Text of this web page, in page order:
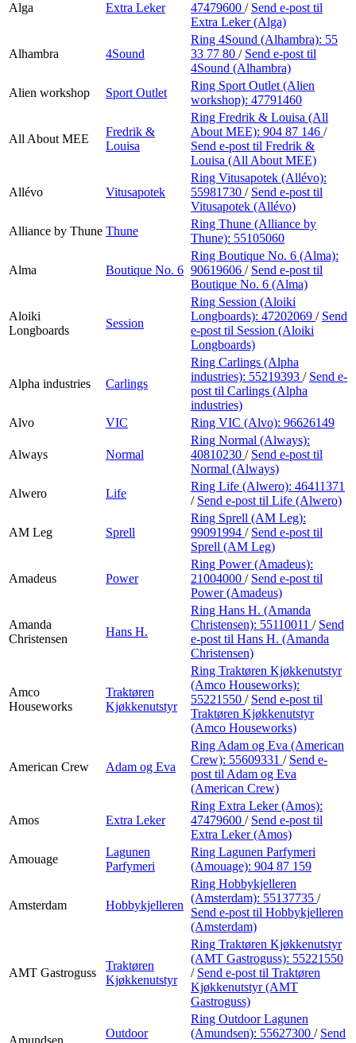
Alga Extra Leker 47479600 / Send e-post til
Extra Leker (Alga)
Alhambra 4Sound
Ring 4Sound (Alhambra): 55
33 77 80 / Send e-post til
4Sound (Alhambra)
Alien workshop
Sport Outlet
Ring Sport Outlet (Alien
workshop): 47791460
All About MEE
Fredrik &
Louisa
Ring Fredrik & Louisa (All
About MEE): 904 87 146 /
Send e-post til Fredrik &
Louisa (All About MEE)
Allévo Vitusapotek
Ring Vitusapotek (Allévo):
55981730 / Send e-post til
Vitusapotek (Allévo)
Alliance by Thune Thune
Ring Thune (Alliance by
Thune): 55105060
Alma Boutique No. 6
Ring Boutique No. 6 (Alma):
90619606 / Send e-post til
Boutique No. 6 (Alma)
Aloiki
Longboards
Session
Ring Session (Aloiki
Longboards): 47202069 / Send
e-post til Session (Aloiki
Longboards)
Alpha industries Carlings
Ring Carlings (Alpha
industries): 55219393 / Send e-
post til Carlings (Alpha
industries)
Alvo
VIC Ring VIC (Alvo): 96626149
Always Normal
Ring Normal (Always):
40810230 / Send e-post til
Normal (Always)
Alwero
Life
Ring Life (Alwero): 46411371
/ Send e-post til Life (Alwero)
AM Leg Sprell
Ring Sprell (AM Leg):
99091994 / Send e-post til
Sprell (AM Leg)
Amadeus Power
Ring Power (Amadeus):
21004000 / Send e-post til
Power (Amadeus)
Amanda
Christensen
Hans H.
Ring Hans H. (Amanda
Christensen): 55110011 / Send
e-post til Hans H. (Amanda
Christensen)
Amco
Houseworks
Traktøren
Kjøkkenutstyr
Ring Traktøren Kjøkkenutstyr
(Amco Houseworks):
55221550 / Send e-post til
Traktøren Kjøkkenutstyr
(Amco Houseworks)
American Crew Adam og Eva
Ring Adam og Eva (American
Crew): 55609331 / Send e-
post til Adam og Eva
(American Crew)
Amos Extra Leker
Ring Extra Leker (Amos):
47479600 / Send e-post til
Extra Leker (Amos)
Amouage
Lagunen
Parfymeri
Ring Lagunen Parfymeri
(Amouage): 904 87 159
Amsterdam Hobbykjelleren
Ring Hobbykjelleren
(Amsterdam): 55137735 /
Send e-post til Hobbykjelleren
(Amsterdam)
AMT Gastroguss
Traktøren
Kjøkkenutstyr
Ring Traktøren Kjøkkenutstyr
(AMT Gastroguss): 55221550
/ Send e-post til Traktøren
Kjøkkenutstyr (AMT
Gastroguss)
Amundsen
Outdoor
Ring Outdoor Lagunen
(Amundsen): 55627300 / Send